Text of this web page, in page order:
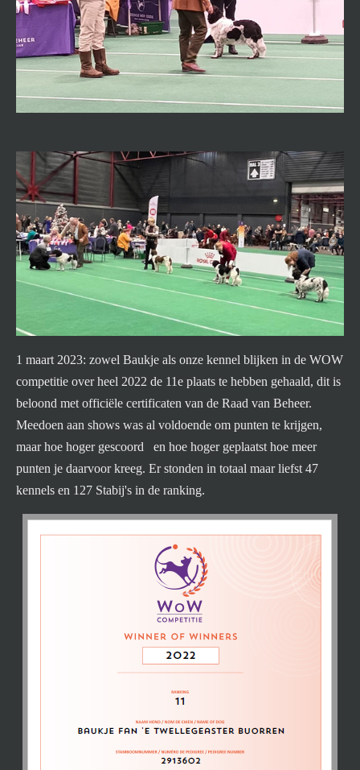
1 maart 2023: zowel Baukje als onze kennel blijken in de WOW
competitie over heel 2022 de 11e plaats te hebben gehaald, dit is
beloond met officiële certificaten van de Raad van Beheer.
Meedoen aan shows was al voldoende om punten te krijgen,
maar hoe hoger gescoord en hoe hoger geplaatst hoe meer
punten je daarvoor kreeg. Er stonden in totaal maar liefst 47
kennels en 127 Stabij's in de ranking.